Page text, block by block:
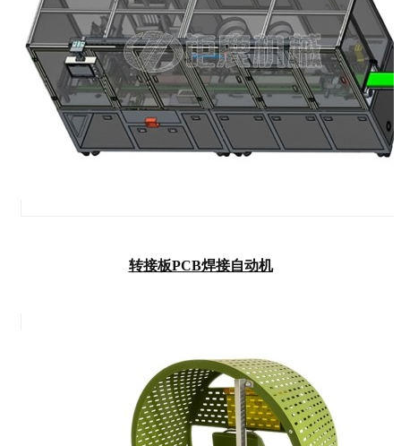
转接板PCB焊接自动机